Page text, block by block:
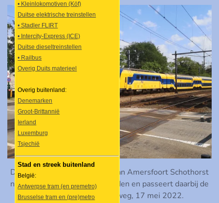
DDZ 7614 komt als intercity van Amersfoort Schothorst
naar Schiphol door Baarn gereden en passeert daarbij de
overweg in de Stationsweg, 17 mei 2022.
• Kleinlokomotiven (Köf)
Duitse elektrische treinstellen
• Stadler FLIRT
• Intercity-Express (ICE)
Duitse dieseltreinstellen
• Railbus
Overig Duits materieel
Overig buitenland:
Denemarken
Groot-Brittannië
Ierland
Luxemburg
Tsjechië
Stad en streek buitenland
België:
Antwerpse tram (en premetro)
Brusselse tram en (pre)metro